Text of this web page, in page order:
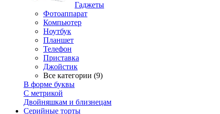
Гаджеты
Фотоаппарат
Компьютер
Ноутбук
Планшет
Телефон
Приставка
Джойстик
Все категории (9)
В форме буквы
С метрикой
Двойняшкам и близнецам
Серийные торты